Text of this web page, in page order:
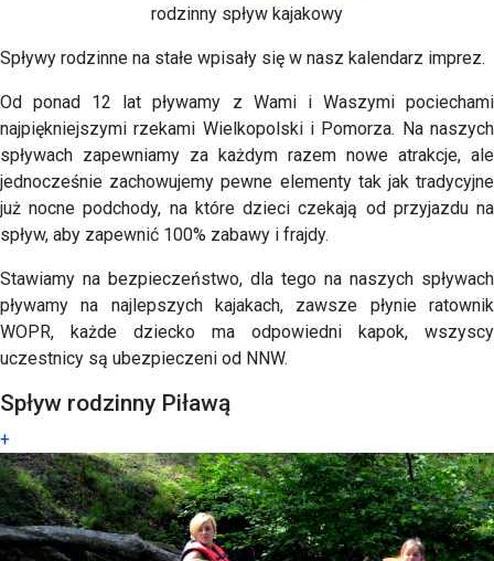
rodzinny spływ kajakowy
Spływy rodzinne na stałe wpisały się w nasz kalendarz imprez.
Od ponad 12 lat pływamy z Wami i Waszymi pociechami
najpiękniejszymi rzekami Wielkopolski i Pomorza. Na naszych
spływach zapewniamy za każdym razem nowe atrakcje, ale
jednocześnie zachowujemy pewne elementy tak jak tradycyjne
już nocne podchody, na które dzieci czekają od przyjazdu na
spływ, aby zapewnić 100% zabawy i frajdy.
Stawiamy na bezpieczeństwo, dla tego na naszych spływach
pływamy na najlepszych kajakach, zawsze płynie ratownik
WOPR, każde dziecko ma odpowiedni kapok, wszyscy
uczestnicy są ubezpieczeni od NNW.
Spływ rodzinny Piławą
+